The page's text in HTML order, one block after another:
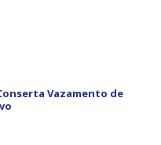
Vazamento de